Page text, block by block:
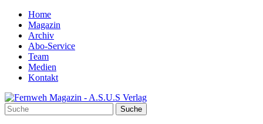
Home
Magazin
Archiv
Abo-Service
Team
Medien
Kontakt